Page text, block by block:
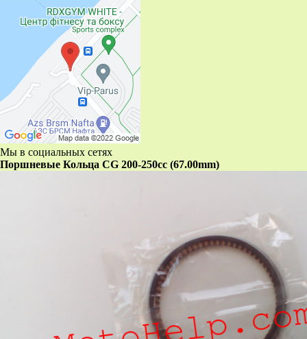
Мы в социальных сетях
Поршневые Кольца CG 200-250cc (67.00mm)